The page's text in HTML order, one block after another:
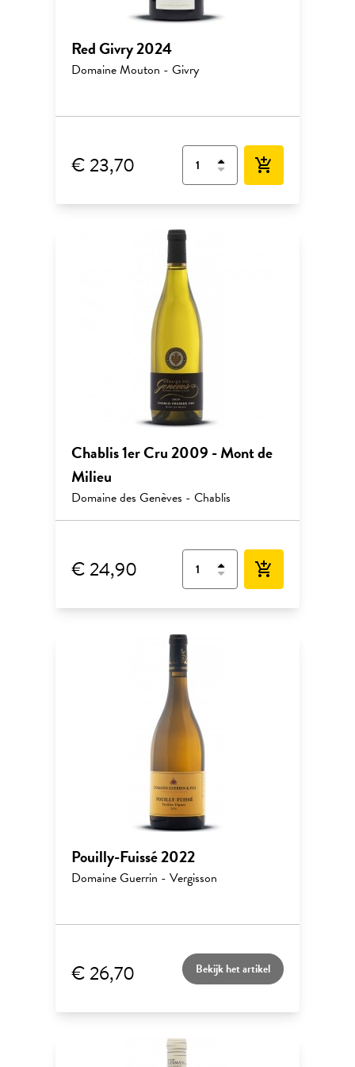
Red Givry 2024
Domaine Mouton - Givry
€ 23,70 add_shopping_cart
Chablis 1er Cru 2009 - Mont de
Milieu
Domaine des Genèves - Chablis
€ 24,90 add_shopping_cart
Pouilly-Fuissé 2022
Domaine Guerrin - Vergisson
€ 26,70 Bekijk het artikel